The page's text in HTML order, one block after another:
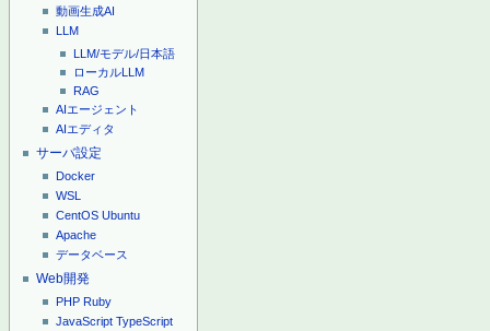
動画生成AI
LLM
LLM/モデル/日本語
ローカルLLM
RAG
AIエージェント
AIエディタ
サーバ設定
Docker
WSL
CentOS Ubuntu
Apache
データベース
Web開発
PHP Ruby
JavaScript TypeScript